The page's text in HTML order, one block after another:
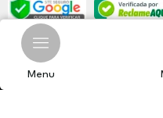
Menu
©2026 - Todos os direitos